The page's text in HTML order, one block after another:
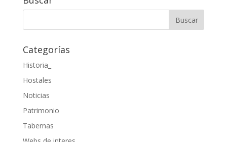
Categorías
Historia_
Hostales
Noticias
Patrimonio
Tabernas